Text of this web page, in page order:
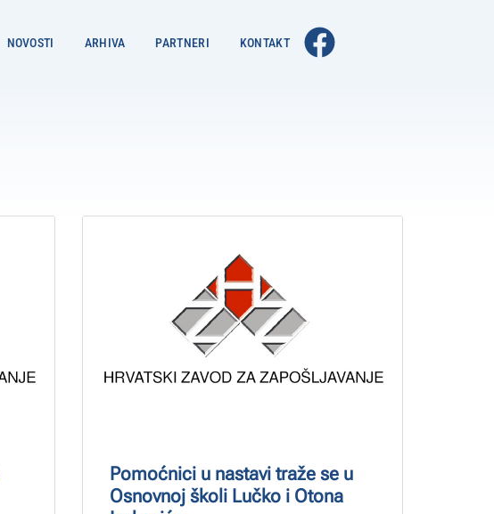
NOVOSTI ARHIVA PARTNERI KONTAKT
Pomoćnici u nastavi traže se u
Osnovnoj školi Lučko i Otona